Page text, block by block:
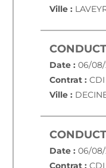
Ville :
Date : 06/
Contrat : CDI
Ville :
Date : 06/
Contrat : CDI